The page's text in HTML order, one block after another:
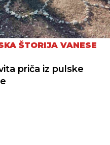
ŠTORIJA VANESE
priča iz pulske